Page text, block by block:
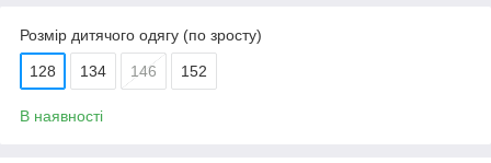
Розмір дитячого одягу (по зросту)
128 134 146 152
В наявності